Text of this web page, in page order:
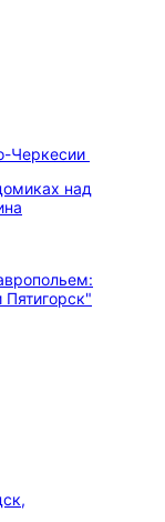
Черкесии
над